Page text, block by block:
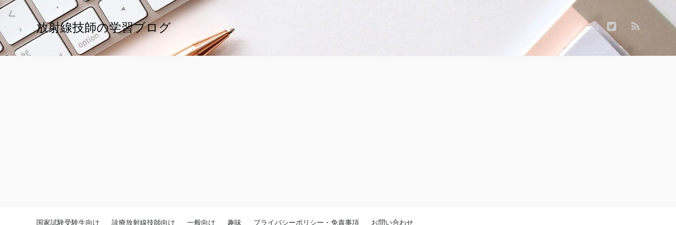
放射線技師の学習ブログ
国家試験受験生向け 診療放射線技師向け 一般向け 趣味 プライバシーポリシー・免責事項 お問い合わせ